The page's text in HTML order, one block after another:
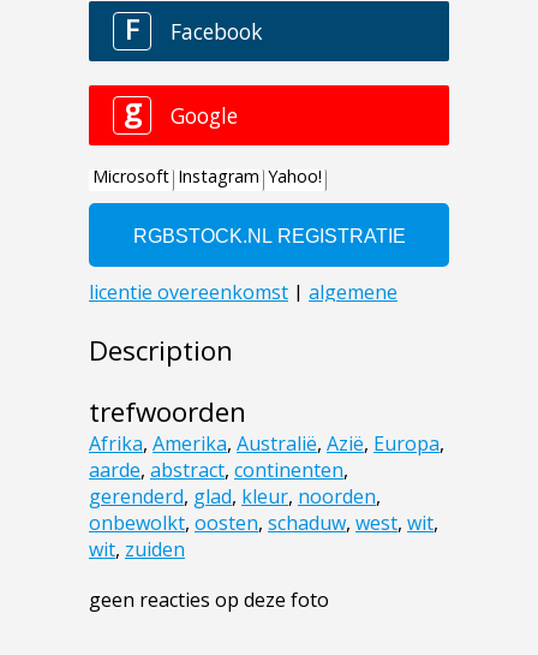
Description
trefwoorden
Afrika, Amerika, Australië, Azië, Europa,
aarde, abstract, continenten,
gerenderd, glad, kleur, noorden,
onbewolkt, oosten, schaduw, west, wit,
wit, zuiden
geen reacties op deze foto